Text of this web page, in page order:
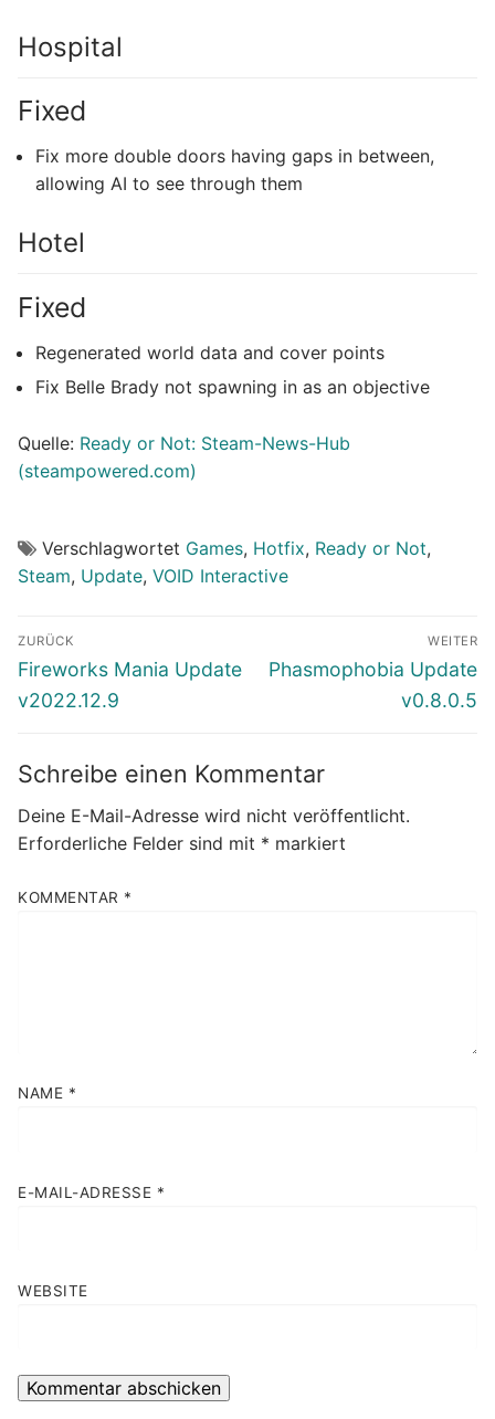
Hospital
Fixed
Fix more double doors having gaps in between,
allowing AI to see through them
Hotel
Fixed
Regenerated world data and cover points
Fix Belle Brady not spawning in as an objective
Quelle: Ready or Not: Steam-News-Hub
(steampowered.com)
Verschlagwortet Games, Hotfix, Ready or Not,
Steam, Update, VOID Interactive
Beitragsnavigation
ZURÜCK
Vorheriger
Beitrag:
Fireworks Mania Update
v2022.12.9
WEITER
Nächster
Phasmophobia Update
v0.8.0.5
Schreibe einen Kommentar
Deine E-Mail-Adresse wird nicht veröffentlicht.
Erforderliche Felder sind mit * markiert
KOMMENTAR *
NAME *
E-MAIL-ADRESSE *
WEBSITE